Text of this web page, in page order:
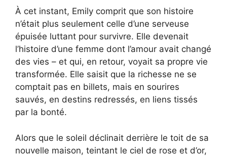
À cet instant, Emily comprit que son histoire
n’était plus seulement celle d’une serveuse
épuisée luttant pour survivre. Elle devenait
l’histoire d’une femme dont l’amour avait changé
des vies – et qui, en retour, voyait sa propre vie
transformée. Elle saisit que la richesse ne se
comptait pas en billets, mais en sourires
sauvés, en destins redressés, en liens tissés
par la bonté.
Alors que le soleil déclinait derrière le toit de sa
nouvelle maison, teintant le ciel de rose et d’or,